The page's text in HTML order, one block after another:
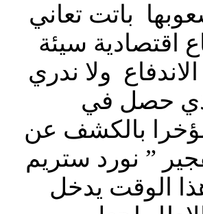
باتت تعاني
اقتصادية سيئة
ولا ندري
حصل في
مؤخرا بالكشف عن
” نورد ستريم
الوقت يدخل